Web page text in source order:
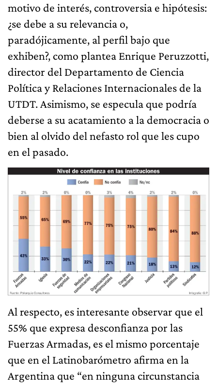
motivo de interés, controversia e hipótesis:
¿se debe a su relevancia o,
paradójicamente, al perfil bajo que
exhiben?, como plantea Enrique Peruzzotti,
director del Departamento de Ciencia
Política y Relaciones Internacionales de la
UTDT. Asimismo, se especula que podría
deberse a su acatamiento a la democracia o
bien al olvido del nefasto rol que les cupo
en el pasado.
Al respecto, es interesante observar que el
55% que expresa desconfianza por las
Fuerzas Armadas, es el mismo porcentaje
que en el Latinobarómetro afirma en la
Argentina que “en ninguna circunstancia